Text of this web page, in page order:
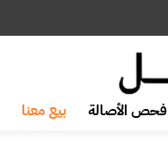
فحص الأصالة بيع معنا